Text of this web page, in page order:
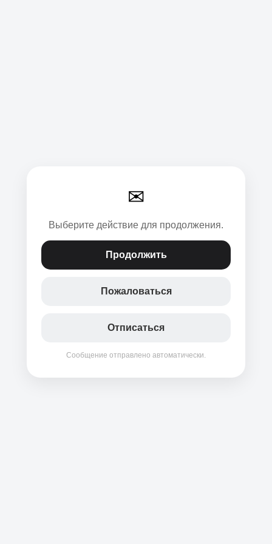
✉
Выберите действие для продолжения.
Продолжить
Пожаловаться
Отписаться
Сообщение отправлено автоматически.